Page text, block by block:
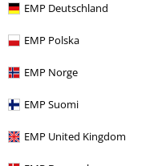
EMP Deutschland
EMP Polska
EMP Norge
EMP Suomi
EMP United Kingdom
Veelgestelde vragen
Retourvoorwaarden
Retourneer item
Algemene maat info
Annuleer mijn BSC-